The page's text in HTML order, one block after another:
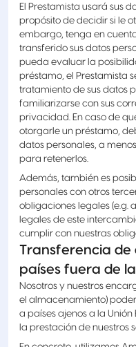
El Prestamista usará sus
propósito de decidir si le
embargo, tenga en
transferido sus datos
pueda evaluar la
préstamo, el Prestamista
tratamiento de sus datos
familiarizarse con sus
privacidad. En caso de
otorgarle un préstamo,
datos personales, a
para retenerlos.
Además, también es
personales con otros
obligaciones legales (e.g.
legales de este
cumplir con nuestras
Transferencia de
países fuera de
Nosotros y nuestros
el almacenamiento)
a países ajenos a la
la prestación de nuestros